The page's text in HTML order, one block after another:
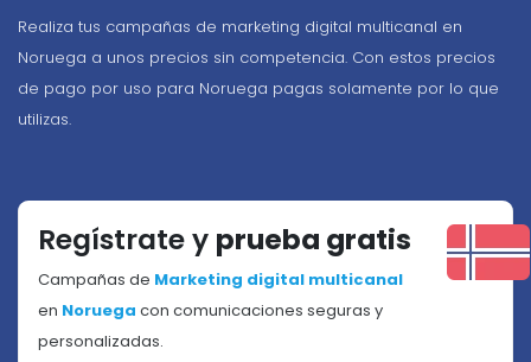
Realiza tus campañas de marketing digital multicanal en
Noruega a unos precios sin competencia. Con estos precios
de pago por uso para Noruega pagas solamente por lo que
utilizas.
Regístrate y prueba gratis
Campañas de Marketing digital multicanal
en Noruega con comunicaciones seguras y
personalizadas.